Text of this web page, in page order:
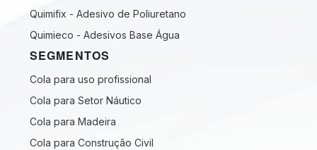
Quimifix - Adesivo de Poliuretano
Quimieco - Adesivos Base Água
SEGMENTOS
Cola para uso profissional
Cola para Setor Náutico
Cola para Madeira
Cola para Construção Civil